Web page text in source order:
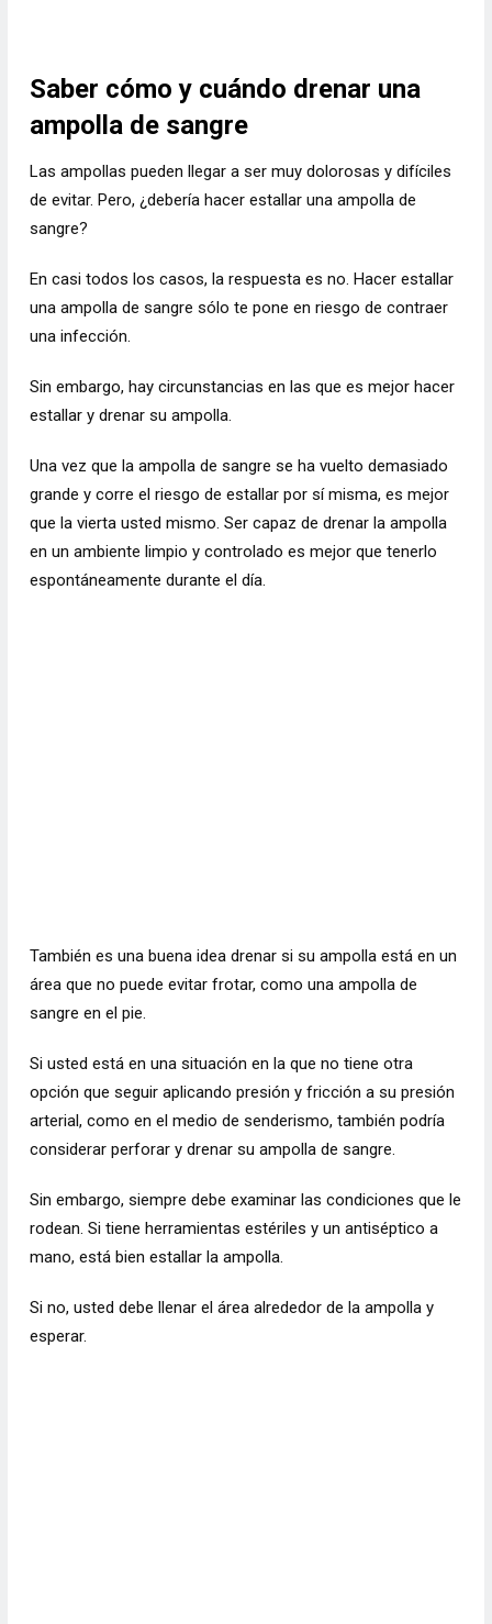
Saber cómo y cuándo drenar una
ampolla de sangre
Las ampollas pueden llegar a ser muy dolorosas y difíciles
de evitar. Pero, ¿debería hacer estallar una ampolla de
sangre?
En casi todos los casos, la respuesta es no. Hacer estallar
una ampolla de sangre sólo te pone en riesgo de contraer
una infección.
Sin embargo, hay circunstancias en las que es mejor hacer
estallar y drenar su ampolla.
Una vez que la ampolla de sangre se ha vuelto demasiado
grande y corre el riesgo de estallar por sí misma, es mejor
que la vierta usted mismo. Ser capaz de drenar la ampolla
en un ambiente limpio y controlado es mejor que tenerlo
espontáneamente durante el día.
También es una buena idea drenar si su ampolla está en un
área que no puede evitar frotar, como una ampolla de
sangre en el pie.
Si usted está en una situación en la que no tiene otra
opción que seguir aplicando presión y fricción a su presión
arterial, como en el medio de senderismo, también podría
considerar perforar y drenar su ampolla de sangre.
Sin embargo, siempre debe examinar las condiciones que le
rodean. Si tiene herramientas estériles y un antiséptico a
mano, está bien estallar la ampolla.
Si no, usted debe llenar el área alrededor de la ampolla y
esperar.